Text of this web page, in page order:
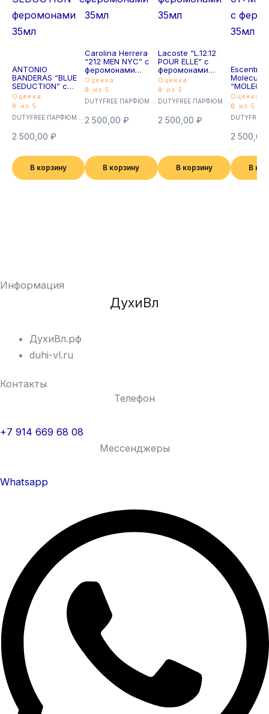
ANTONIO
BANDERAS “BLUE
SEDUCTION” с
феромонами
35мл
Оценка
0
из 5
2 500,00 ₽
В корзину
Carolina Herrera
“212 MEN NYC” с
феромонами
35мл
Оценка
0
из 5
2 500,00₽
В корзину
Lacoste “L.12.12
POUR ELLE” с
феромонами
35мл
Оценка
0
из 5
2 500,00 ₽
В корзину
Escentric
Molecules
35мл
Оценка
0
из 5
2 500,00
В
Информация
ДухиВл
ДухиВл.рф
duhi-vl.ru
Контакты
Телефон
+7 914 669 68 08
Мессенджеры
Whatsapp